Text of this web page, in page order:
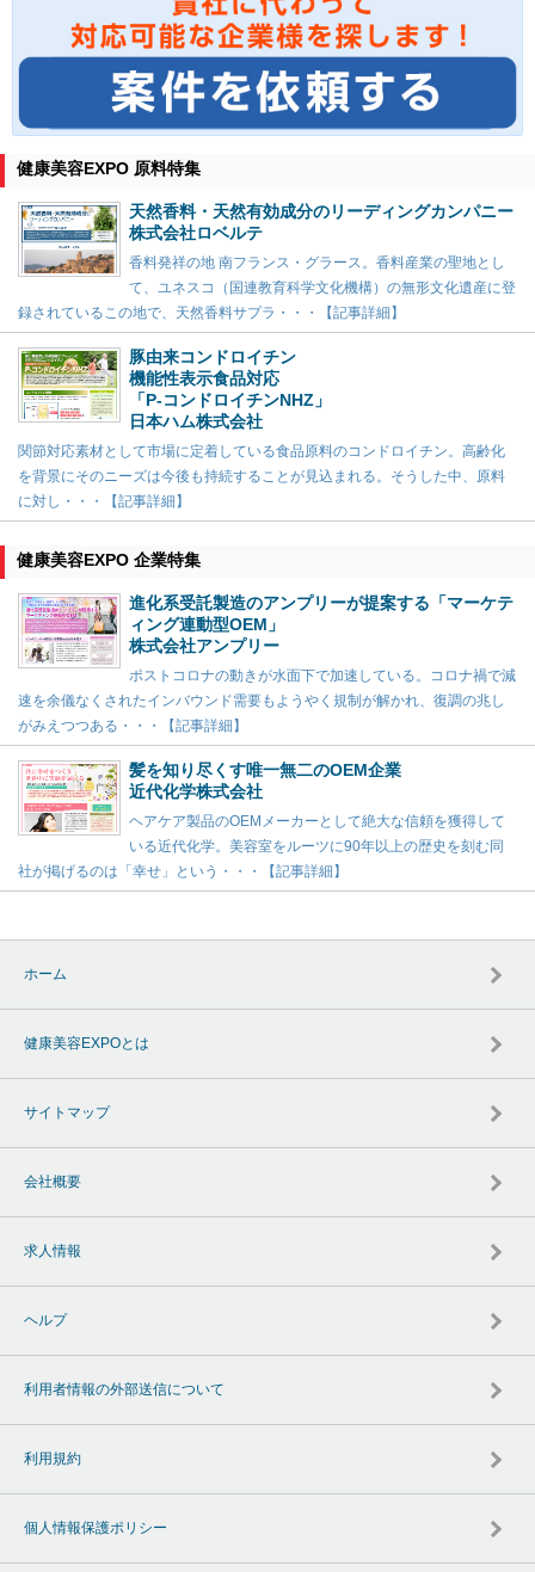
健康美容EXPO 原料特集
天然香料・天然有効成分のリーディングカンパニー
株式会社ロベルテ
香料発祥の地 南フランス・グラース。香料産業の聖地とし
て、ユネスコ（国連教育科学文化機構）の無形文化遺産に登
録されているこの地で、天然香料サプラ・・・【記事詳細】
豚由来コンドロイチン
機能性表示食品対応
「P-コンドロイチンNHZ」
日本ハム株式会社
関節対応素材として市場に定着している食品原料のコンドロイチン。高齢化
を背景にそのニーズは今後も持続することが見込まれる。そうした中、原料
に対し・・・【記事詳細】
健康美容EXPO 企業特集
進化系受託製造のアンプリーが提案する「マーケテ
ィング連動型OEM」
株式会社アンプリー
ポストコロナの動きが水面下で加速している。コロナ禍で減
速を余儀なくされたインバウンド需要もようやく規制が解かれ、復調の兆し
がみえつつある・・・【記事詳細】
髪を知り尽くす唯一無二のOEM企業
近代化学株式会社
ヘアケア製品のOEMメーカーとして絶大な信頼を獲得して
いる近代化学。美容室をルーツに90年以上の歴史を刻む同
社が掲げるのは「幸せ」という・・・【記事詳細】
ホーム
健康美容EXPOとは
サイトマップ
会社概要
求人情報
ヘルプ
利用者情報の外部送信について
利用規約
個人情報保護ポリシー